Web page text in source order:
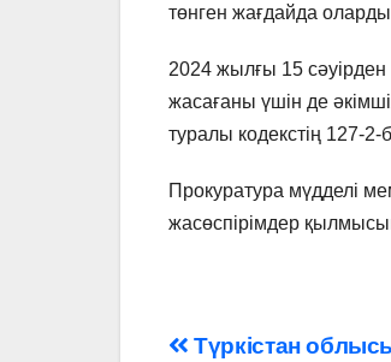
төнген жағдайда оларды
2024 жылғы 15 сәуірден
жасағаны үшін де
туралы кодекстің 127-2-
Прокуратура мүдделі
жасөспірімдер
Түркістан